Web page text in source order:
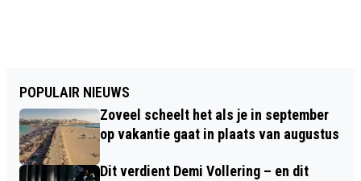
POPULAIR NIEUWS
Zoveel scheelt het als je in september
op vakantie gaat in plaats van augustus
Dit verdient Demi Vollering – en dit